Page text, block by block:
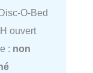
O-Bed
ouvert
: non